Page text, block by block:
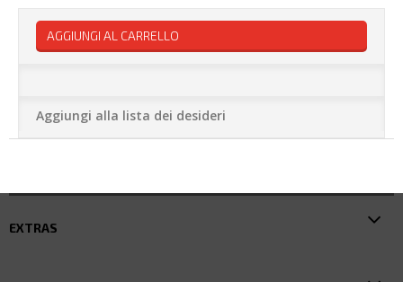
AGGIUNGI AL CARRELLO
Aggiungi alla lista dei desideri
EXTRAS